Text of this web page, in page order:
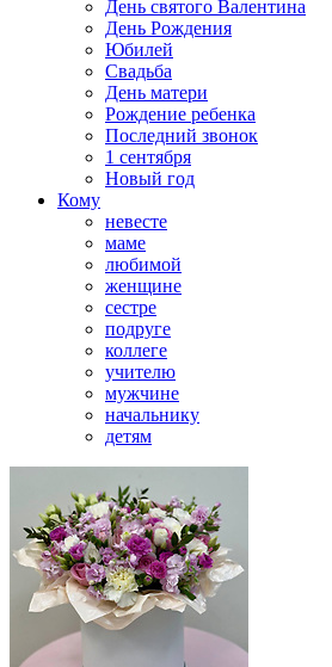
День святого Валентина
День Рождения
Юбилей
Свадьба
День матери
Рождение ребенка
Последний звонок
1 сентября
Новый год
Кому
невесте
маме
любимой
женщине
сестре
подруге
коллеге
учителю
мужчине
начальнику
детям